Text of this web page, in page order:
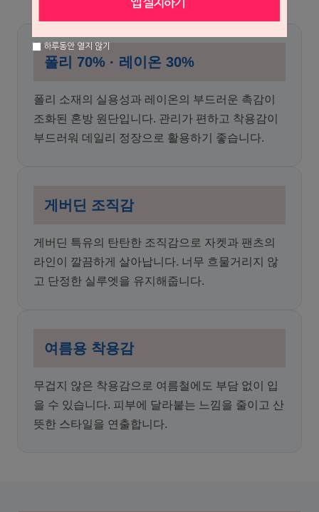
폴리 70% · 레이온 30%
폴리 소재의 실용성과 레이온의 부드러운 촉감이
조화된 혼방 원단입니다. 관리가 편하고 착용감이
부드러워 데일리 정장으로 활용하기 좋습니다.
게버딘 조직감
게버딘 특유의 탄탄한 조직감으로 자켓과 팬츠의
라인이 깔끔하게 살아납니다. 너무 흐물거리지 않
고 단정한 실루엣을 유지해줍니다.
여름용 착용감
무겁지 않은 착용감으로 여름철에도 부담 없이 입
을 수 있습니다. 피부에 달라붙는 느낌을 줄이고 산
뜻한 스타일을 연출합니다.
하루동안 열지 않기